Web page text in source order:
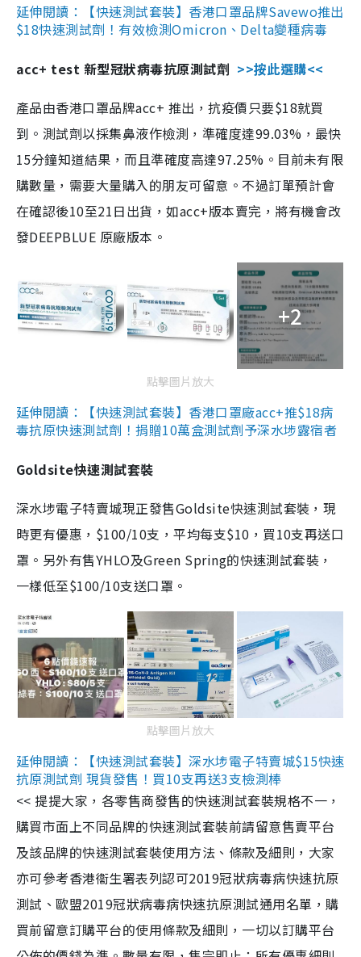
延伸閱讀：【快速測試套裝】香港口罩品牌Savewo推出
$18快速測試劑！有效檢測Omicron、Delta變種病毒
acc+ test 新型冠狀病毒抗原測試劑 >>按此選購<<
產品由香港口罩品牌acc+ 推出，抗疫價只要$18就買
到。測試劑以採集鼻液作檢測，準確度達99.03%，最快
15分鐘知道結果，而且準確度高達97.25%。目前未有限
購數量，需要大量購入的朋友可留意。不過訂單預計會
在確認後10至21日出貨，如acc+版本賣完，將有機會改
發DEEPBLUE 原廠版本。
+2
點擊圖片放大
延伸閱讀：【快速測試套裝】香港口罩廠acc+推$18病
毒抗原快速測試劑！捐贈10萬盒測試劑予深水埗露宿者
Goldsite快速測試套裝
深水埗電子特賣城現正發售Goldsite快速測試套裝，現
時更有優惠，$100/10支，平均每支$10，買10支再送口
罩。另外有售YHLO及Green Spring的快速測試套裝，
一樣低至$100/10支送口罩。
點擊圖片放大
延伸閱讀：【快速測試套裝】深水埗電子特賣城$15快速
抗原測試劑 現貨發售！買10支再送3支檢測棒
<< 提提大家，各零售商發售的快速測試套裝規格不一，
購買市面上不同品牌的快速測試套裝前請留意售賣平台
及該品牌的快速測試套裝使用方法、條款及細則，大家
亦可參考香港衞生署表列認可2019冠狀病毒病快速抗原
測試、歐盟2019冠狀病毒病快速抗原測試通用名單，購
買前留意訂購平台的使用條款及細則，一切以訂購平台